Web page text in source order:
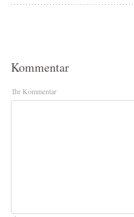
Kommentar
Ihr Kommentar